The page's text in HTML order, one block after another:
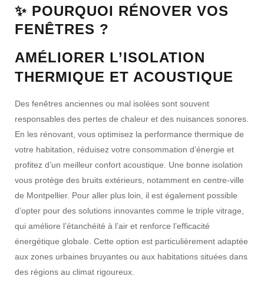
✨ POURQUOI RÉNOVER VOS
FENÊTRES ?
AMÉLIORER L’ISOLATION
THERMIQUE ET ACOUSTIQUE
Des fenêtres anciennes ou mal isolées sont souvent
responsables des pertes de chaleur et des nuisances sonores
En les rénovant, vous optimisez la performance thermique de
votre habitation, réduisez votre consommation d’énergie et
profitez d’un meilleur confort acoustique . Une bonne isolation
vous protège des bruits extérieurs , notamment en centre-ville
de Montpellier. Pour aller plus loin, il est également possible
d’opter pour des solutions innovantes comme le triple vitrage
qui améliore l’étanchéité à l’air et renforce l’efficacité
énergétique globale. Cette option est particulièrement adaptée
aux zones urbaines bruyantes ou aux habitations situées dans
des régions au climat rigoureux